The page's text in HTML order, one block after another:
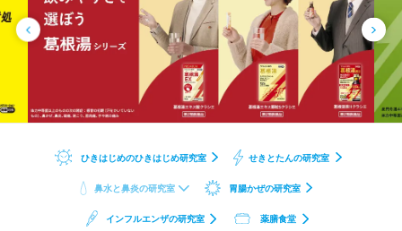
B
ひきはじめのひきはじめ研究室 せきとたんの研究室
鼻水と鼻炎の研究室 胃腸かぜの研究室
インフルエンザの研究室 薬膳食堂